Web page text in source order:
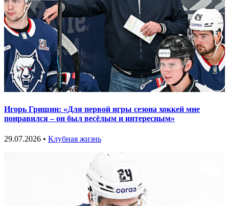
Игорь Гришин: «Для первой игры сезона хоккей мне
понравился – он был весёлым и интересным»
29.07.2026 • Клубная жизнь